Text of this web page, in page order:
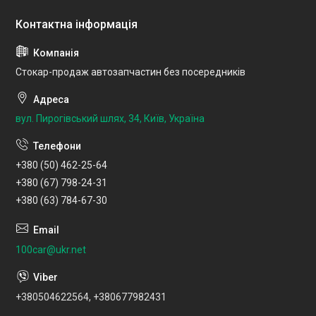
Стокар-продаж автозапчастин без посередників
вул. Пирогівський шлях, 34, Київ, Україна
+380 (50) 462-25-64
+380 (67) 798-24-31
+380 (63) 784-67-30
100car@ukr.net
+380504622564, +380677982431